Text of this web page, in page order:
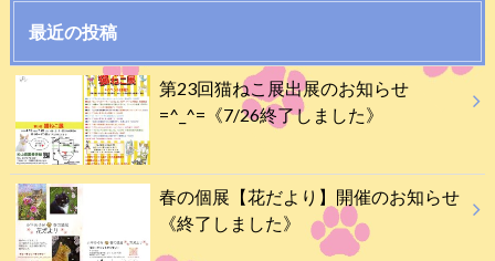
最近の投稿
第23回猫ねこ展出展のお知らせ
=^_^=《7/26終了しました》
春の個展【花だより】開催のお知らせ
《終了しました》